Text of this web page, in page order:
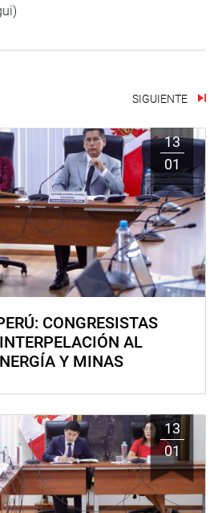
SIGUIENTE
13
01
CONGRESISTAS
AL
Y MINAS
13
01